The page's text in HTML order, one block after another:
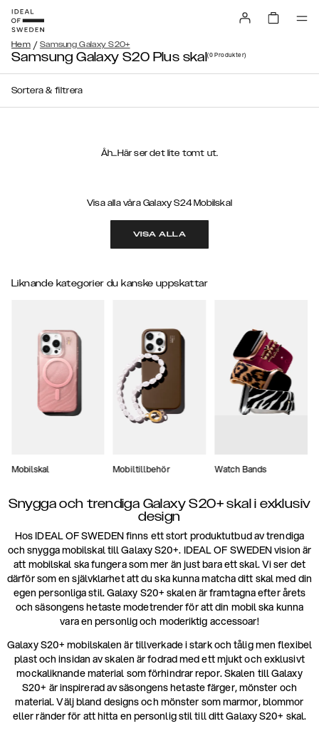
Hem / Samsung Galaxy S20+
Samsung Galaxy S20 Plus skal(0Produkter)
Sortera & filtrera
Åh...Här ser det lite tomt ut.
Visa alla våra Galaxy S24 Mobilskal
VISA ALLA
Liknande kategorier du kanske uppskattar
Mobilskal Mobiltillbehör Watch Bands
Snygga och trendiga Galaxy S20+ skal i exklusiv
design
Hos IDEAL OF SWEDEN finns ett stort produktutbud av trendiga
och snygga mobilskal till Galaxy S20+. IDEAL OF SWEDEN vision är
att mobilskal ska fungera som mer än just bara ett skal. Vi ser det
därför som en självklarhet att du ska kunna matcha ditt skal med din
egen personliga stil. Galaxy S20+ skalen är framtagna efter årets
och säsongens hetaste modetrender för att din mobil ska kunna
vara en personlig och moderiktig accessoar!
Galaxy S20+ mobilskalen är tillverkade i stark och tålig men flexibel
plast och insidan av skalen är fodrad med ett mjukt och exklusivt
mockaliknande material som förhindrar repor. Skalen till Galaxy
S20+ är inspirerad av säsongens hetaste färger, mönster och
material. Välj bland designs och mönster som marmor, blommor
eller ränder för att hitta en personlig stil till ditt Galaxy S20+ skal.